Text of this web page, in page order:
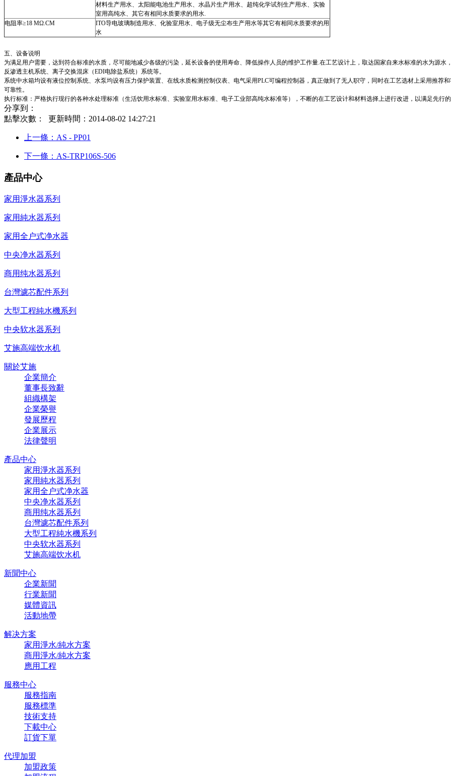
材料生产用水、太阳能电池生产用水、水晶片生产用水、超纯化学试剂生产用水、实验
室用高纯水、其它有相同水质要求的用水.
电阻率≥18 MΩ.CM ITO导电玻璃制造用水、化验室用水、电子级无尘布生产用水等其它有相同水质要求的用
水
五、设备说明
为满足用户需要，达到符合标准的水质，尽可能地减少各级的污染，延长设备的使用寿命、降低操作人员的维护工作量.在工艺设计上，取达国家自来水标准的水为源水
反渗透主机系统、离子交换混床（EDI电除盐系统）系统等。
系统中水箱均设有液位控制系统、水泵均设有压力保护装置、在线水质检测控制仪表、电气采用PLC可编程控制器，真正做到了无人职守，同时在工艺选材上采用推荐
可靠性。
执行标准：严格执行现行的各种水处理标准（生活饮用水标准、实验室用水标准、电子工业部高纯水标准等），不断的在工艺设计和材料选择上进行改进，以满足先行的
分享到：
點擊次數：
更新時間：2014-08-02 14:27:21
上一條：AS - PP01
下一條：AS-TRP106S-506
產品中心
家用淨水器系列
家用純水器系列
家用全户式净水器
中央净水器系列
商用纯水器系列
台灣濾芯配件系列
大型工程純水機系列
中央软水器系列
艾施高端饮水机
關於艾施
企業簡介
董事長致辭
組織構架
企業榮譽
發展歷程
企業展示
法律聲明
產品中心
家用淨水器系列
家用純水器系列
家用全户式净水器
中央净水器系列
商用纯水器系列
台灣濾芯配件系列
大型工程純水機系列
中央软水器系列
艾施高端饮水机
新聞中心
企業新聞
行業新聞
媒體資訊
活動地帶
解决方案
家用淨水/純水方案
商用淨水/純水方案
應用工程
服務中心
服務指南
服務標準
技術支持
下載中心
訂貨下單
代理加盟
加盟政策